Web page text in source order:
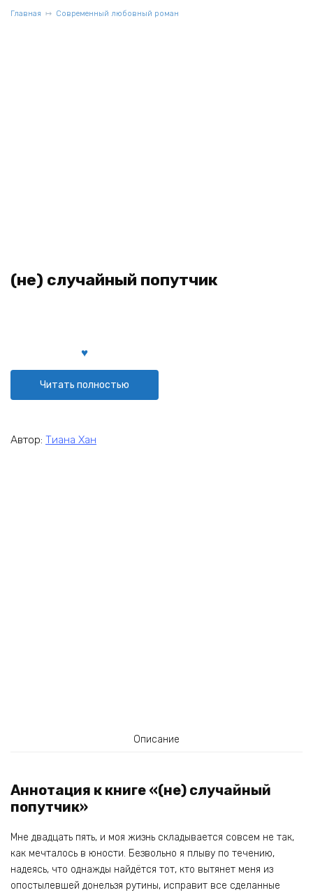
Главная Современный любовный роман
(не) случайный попутчик
Читать полностью
Автор: Тиана Хан
Описание
Аннотация к книге «(не) случайный
попутчик»
Мне двадцать пять, и моя жизнь складывается совсем не так,
как мечталось в юности. Безвольно я плыву по течению,
надеясь, что однажды найдётся тот, кто вытянет меня из
опостылевшей донельзя рутины, исправит все сделанные